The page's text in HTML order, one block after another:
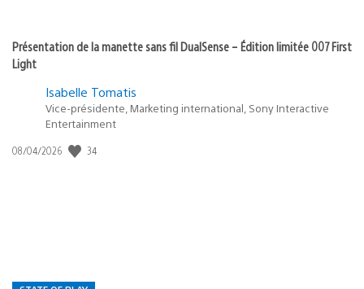
Présentation de la manette sans fil DualSense – Édition limitée 007 First
Light
Isabelle Tomatis
Vice-présidente, Marketing international, Sony Interactive
Entertainment
Date
08/04/2026 34